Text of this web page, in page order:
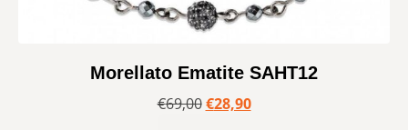
Morellato Ematite SAHT12
€69,00 €28,90